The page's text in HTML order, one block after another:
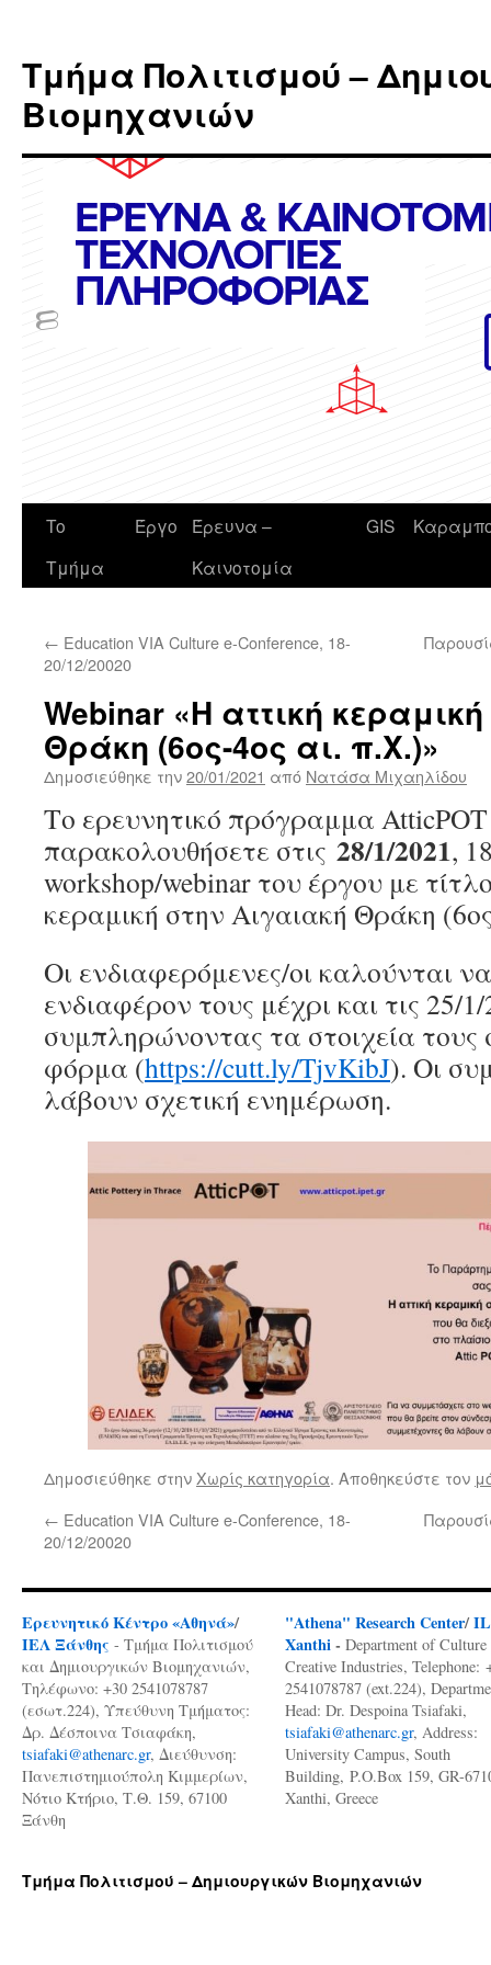
περιεχόμενο
Τμήμα Πολιτισμού –
Βιομηχανιών
To
Τμήμα
Έργο
Έρευνα –
Καινοτομία
GIS
← Education VIA Culture e-Conference, 18-
20/12/20020
Webinar «Η αττική
Θράκη (6ος-4ος αι. π.Χ.)»
Δημοσιεύθηκε την20/01/2021 από Νατάσα Μιχαηλίδου
Το ερευνητικό πρόγραμμα
παρακολουθήσετε στις 28/1/2021,
workshop/webinar του έργου με
κεραμική στην Αιγαιακή Θράκη
Οι ενδιαφερόμενες/οι καλούνται
ενδιαφέρον τους μέχρι και τις 25/
συμπληρώνοντας τα στοιχεία τους
φόρμα (https://cutt.ly/TjvKibJ). Οι
λάβουν σχετική ενημέρωση.
Δημοσιεύθηκε στην Χωρίς κατηγορία. Αποθηκεύστε τον
← Education VIA Culture e-Conference, 18-
20/12/20020
Ερευνητικό Κέντρο «Αθηνά»/
ΙΕΛ Ξάνθης - Τμήμα Πολιτισμού
και Δημιουργικών Βιομηχανιών,
Τηλέφωνο: +30 2541078787
(εσωτ.224), Υπεύθυνη Τμήματος:
Δρ. Δέσποινα Τσιαφάκη,
tsiafaki@athenarc.gr, Διεύθυνση:
Πανεπιστημιούπολη Κιμμερίων,
Νότιο Κτήριο, Τ.Θ. 159, 67100
Ξάνθη
"Athena" Research Center/
Xanthi- Department of Culture
Creative Industries, Telephone:
2541078787 (ext.224),
Head: Dr. Despoina Tsiafaki,
tsiafaki@athenarc.gr, Address:
University Campus, South
Building, P.O.Box 159, GR-
Xanthi, Greece
Τμήμα Πολιτισμού – Δημιουργικών Βιομηχανιών